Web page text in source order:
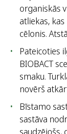
organiskās
atliekas,
cēlonis.
Pateicoties
BIOBACT
smaku.
novērš
Bīstamo
sastāva